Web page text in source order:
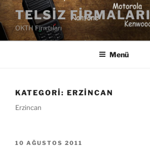
İçeriğe
geç TELSIZ FIRMALARI
OKTH Firmaları
Menü
KATEGORI: ERZINCAN
Erzincan
YAYIM
10 AĞUSTOS 2011